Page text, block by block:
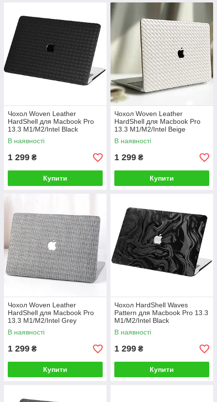
Чохол Woven Leather
HardShell для Macbook Pro
13.3 M1/M2/Intel Black
В наявності
1 299 ₴
Купити
Чохол Woven Leather
HardShell для Macbook Pro
13.3 M1/M2/Intel Beige
В наявності
1 299 ₴
Купити
Чохол Woven Leather
HardShell для Macbook Pro
13.3 M1/M2/Intel Grey
В наявності
1 299 ₴
Купити
Чохол HardShell Waves
Pattern для Macbook Pro 13.3
M1/M2/Intel Black
В наявності
1 299 ₴
Купити